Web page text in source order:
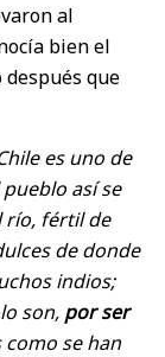
al
bien el
que
es uno de
así se
río, fértil de
de donde
indios;
son, por ser
como se han